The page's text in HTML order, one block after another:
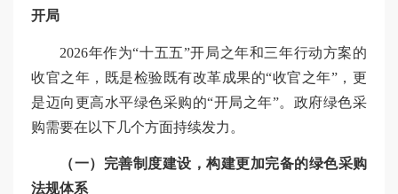
开局
2026年作为“十五五”开局之年和三年行动方案的
收官之年，既是检验既有改革成果的“收官之年”，更
是迈向更高水平绿色采购的“开局之年”。政府绿色采
购需要在以下几个方面持续发力。
（一）完善制度建设，构建更加完备的绿色采购
法规体系